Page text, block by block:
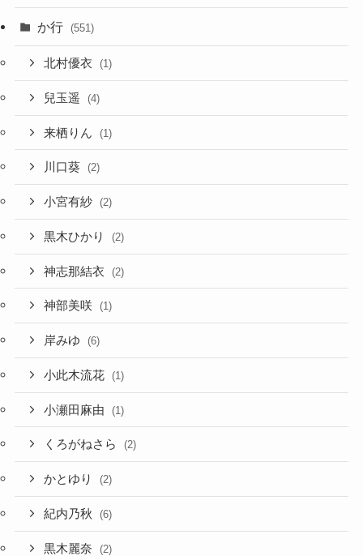
か行 (551)
北村優衣 (1)
兒玉遥 (4)
来栖りん (1)
川口葵 (2)
小宮有紗 (2)
黒木ひかり (2)
神志那結衣 (2)
神部美咲 (1)
岸みゆ (6)
小此木流花 (1)
小瀬田麻由 (1)
くろがねさら (2)
かとゆり (2)
紀内乃秋 (6)
黒木麗奈 (2)